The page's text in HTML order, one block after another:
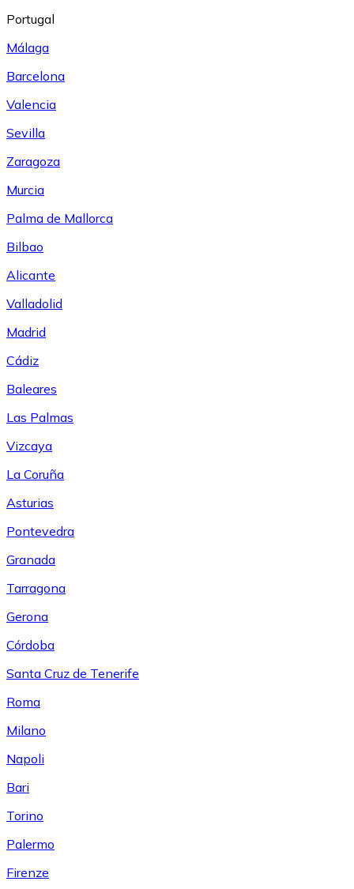
Portugal
Málaga
Barcelona
Valencia
Sevilla
Zaragoza
Murcia
Palma de Mallorca
Bilbao
Alicante
Valladolid
Madrid
Cádiz
Baleares
Las Palmas
Vizcaya
La Coruña
Asturias
Pontevedra
Granada
Tarragona
Gerona
Córdoba
Santa Cruz de Tenerife
Roma
Milano
Napoli
Bari
Torino
Palermo
Firenze